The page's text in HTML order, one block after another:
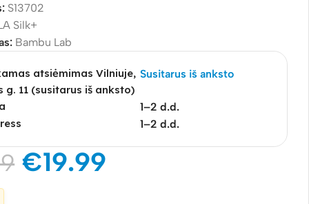
S13702
Silk+
Bambu Lab
atsiėmimas Vilniuje,
g. 11 (susitarus iš anksto)
Susitarus iš anksto
1–2 d.d.
1–2 d.d.
€19.99